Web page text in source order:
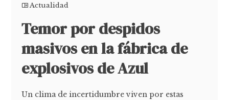
Actualidad
Temor por despidos
masivos en la fábrica de
explosivos de Azul
Un clima de incertidumbre viven por estas